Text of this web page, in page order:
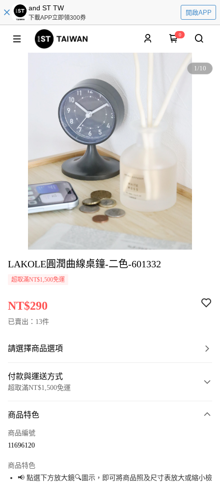
and ST TW
下載APP立即領300券
開啟APP
0
1/10
LAKOLE圓潤曲線桌鐘-二色-601332
超取滿NT$1,500免運
NT$290
已賣出：13件
請選擇商品選項
付款與運送方式
超取滿NT$1,500免運
信用卡一次付款
Apple Pay
商品特色
商品編號
11696120
商品特色
📢 點選下方放大鏡🔍圖示，即可將商品照及尺寸表放大或縮小檢